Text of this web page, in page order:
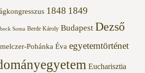
1848 1849
beck Soma Berde Károly Budapest Dezső
Pohánka Éva egyetemtörténet
Eucharisztia